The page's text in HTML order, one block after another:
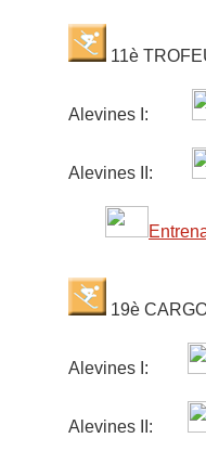
11è
Alevines I:
Alevines II:
19è
Alevines I:
Alevines II: